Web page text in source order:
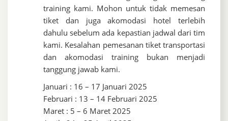
training kami. Mohon untuk tidak memesan
tiket dan juga akomodasi hotel terlebih
dahulu sebelum ada kepastian jadwal dari tim
kami. Kesalahan pemesanan tiket transportasi
dan akomodasi training bukan menjadi
tanggung jawab kami.
Januari : 16 – 17 Januari 2025
Februari : 13 – 14 Februari 2025
Maret : 5 – 6 Maret 2025